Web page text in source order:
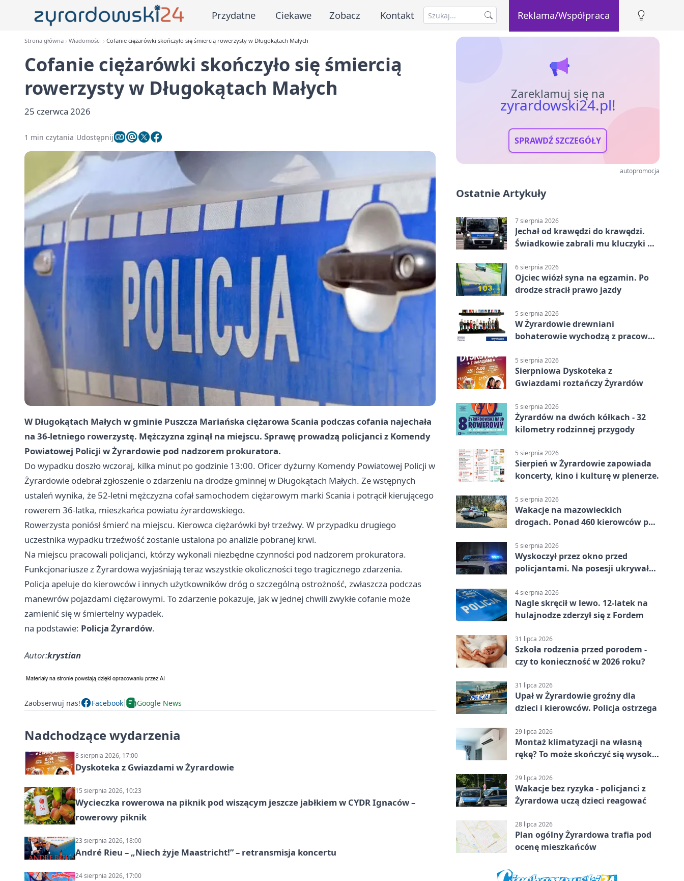
Przydatne Ciekawe Zobacz Kontakt Reklama/Współpraca
Strona główna Wiadomości Cofanie ciężarówki skończyło się śmiercią rowerzysty w Długokątach Małych
Cofanie ciężarówki skończyło się śmiercią
rowerzysty w Długokątach Małych
25 czerwca 2026
1 min czytania Udostępnij
W Długokątach Małych w gminie Puszcza Mariańska ciężarowa Scania podczas cofania najechała
na 36-letniego rowerzystę. Mężczyzna zginął na miejscu. Sprawę prowadzą policjanci z Komendy
Powiatowej Policji w Żyrardowie pod nadzorem prokuratora.
Do wypadku doszło wczoraj, kilka minut po godzinie 13:00. Oficer dyżurny Komendy Powiatowej Policji w
Żyrardowie odebrał zgłoszenie o zdarzeniu na drodze gminnej w Długokątach Małych. Ze wstępnych
ustaleń wynika, że 52-letni mężczyzna cofał samochodem ciężarowym marki Scania i potrącił kierującego
rowerem 36-latka, mieszkańca powiatu żyrardowskiego.
Rowerzysta poniósł śmierć na miejscu. Kierowca ciężarówki był trzeźwy. W przypadku drugiego
uczestnika wypadku trzeźwość zostanie ustalona po analizie pobranej krwi.
Na miejscu pracowali policjanci, którzy wykonali niezbędne czynności pod nadzorem prokuratora.
Funkcjonariusze z Żyrardowa wyjaśniają teraz wszystkie okoliczności tego tragicznego zdarzenia.
Policja apeluje do kierowców i innych użytkowników dróg o szczególną ostrożność, zwłaszcza podczas
manewrów pojazdami ciężarowymi. To zdarzenie pokazuje, jak w jednej chwili zwykłe cofanie może
zamienić się w śmiertelny wypadek.
na podstawie: Policja Żyrardów.
Autor:krystian
Zaobserwuj nas! Facebook Google News
Nadchodzące wydarzenia
8 sierpnia 2026, 17:00
Dyskoteka z Gwiazdami w Żyrardowie
15 sierpnia 2026, 10:23
Wycieczka rowerowa na piknik pod wiszącym jeszcze jabłkiem w CYDR Ignaców –
rowerowy piknik
23 sierpnia 2026, 18:00
André Rieu – „Niech żyje Maastricht!” – retransmisja koncertu
24 sierpnia 2026, 17:00
Zareklamuj się na
zyrardowski24.pl!
SPRAWDŹ SZCZEGÓŁY
autopromocja
Ostatnie Artykuły
7 sierpnia 2026
Jechał od krawędzi do krawędzi.
Świadkowie zabrali mu kluczyki w
6 sierpnia 2026
Ojciec wiózł syna na egzamin. Po
drodze stracił prawo jazdy
5 sierpnia 2026
W Żyrardowie drewniani
bohaterowie wychodzą z pracowni
5 sierpnia 2026
Sierpniowa Dyskoteka z
Gwiazdami roztańczy Żyrardów
5 sierpnia 2026
Żyrardów na dwóch kółkach - 32
kilometry rodzinnej przygody
5 sierpnia 2026
Sierpień w Żyrardowie zapowiada
koncerty, kino i kulturę w plenerze.
5 sierpnia 2026
Wakacje na mazowieckich
drogach. Ponad 460 kierowców po
5 sierpnia 2026
Wyskoczył przez okno przed
policjantami. Na posesji ukrywał
4 sierpnia 2026
Nagle skręcił w lewo. 12-latek na
hulajnodze zderzył się z Fordem
31 lipca 2026
Szkoła rodzenia przed porodem -
czy to konieczność w 2026 roku?
31 lipca 2026
Upał w Żyrardowie groźny dla
dzieci i kierowców. Policja ostrzega
29 lipca 2026
Montaż klimatyzacji na własną
rękę? To może skończyć się wysoką
29 lipca 2026
Wakacje bez ryzyka - policjanci z
Żyrardowa uczą dzieci reagować
28 lipca 2026
Plan ogólny Żyrardowa trafia pod
ocenę mieszkańców